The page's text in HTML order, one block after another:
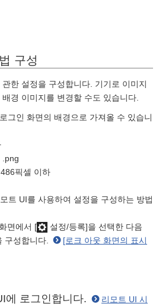
구성
한 설정을 구성합니다. 기기로 이미지
경 이미지를 변경할 수도 있습니다.
그인 화면의 배경으로 가져올 수 있습니
.png
픽셀 이하
트 UI를 사용하여 설정을 구성하는 방법
면에서 [
설정/등록]을 선택한 다음
구성합니다.
[로크 아웃 화면의 표시
에 로그인합니다. 리모트 UI 시